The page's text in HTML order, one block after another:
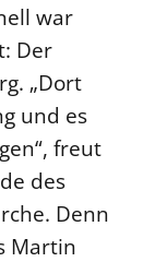
war
Der
„Dort
und es
freut
des
Denn
Martin